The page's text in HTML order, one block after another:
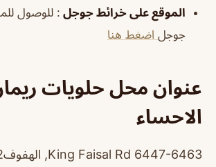
الموقع على خرائط جوجل : للوصول
جوجل اضغط هنا
عنوان محل حلويات
الاحساء